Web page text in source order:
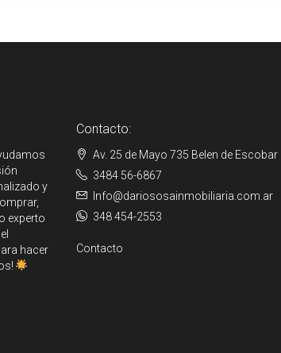
y
experto
hacer
Contacto:
Av. 25 de Mayo 735 Belen de Escobar
3484 56-6867
Info@dariososainmobiliaria.com.ar
348 454-2553
Contacto